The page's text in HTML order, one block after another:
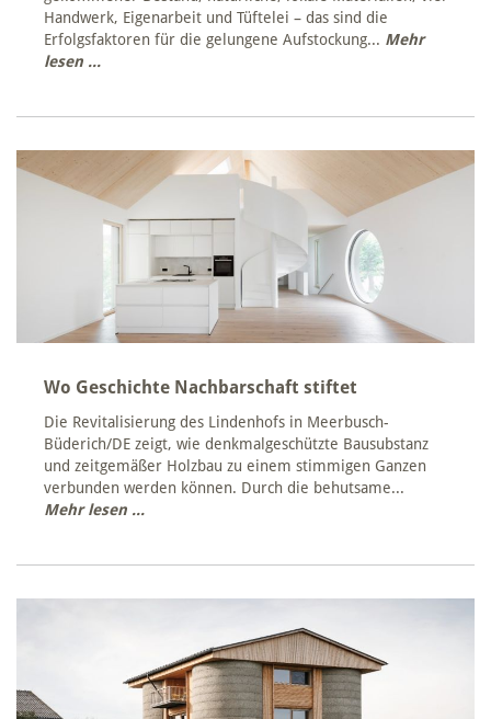
Handwerk, Eigenarbeit und Tüftelei – das sind die
Erfolgsfaktoren für die gelungene Aufstockung... Mehr
lesen ...
Wo Geschichte Nachbarschaft stiftet
Die Revitalisierung des Lindenhofs in Meerbusch-
Büderich/DE zeigt, wie denkmalgeschützte Bausubstanz
und zeitgemäßer Holzbau zu einem stimmigen Ganzen
verbunden werden können. Durch die behutsame...
Mehr lesen ...